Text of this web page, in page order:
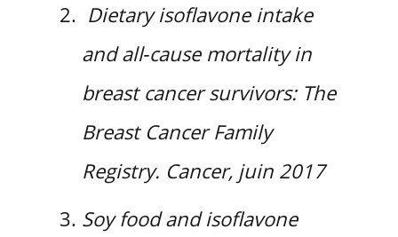
Dietary isoflavone intake
and all‐cause mortality in
breast cancer survivors: The
Breast Cancer Family
Registry. Cancer, juin 2017
Soy food and isoflavone